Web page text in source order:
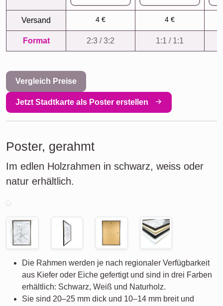
Versand 4 € 4 €
Format 2:3 / 3:2 1:1 / 1:1
Vergleich Preise
Jetzt Stadtkarte als Poster erstellen
Poster, gerahmt
Im edlen Holzrahmen in schwarz, weiss oder
natur erhältlich.
Die Rahmen werden je nach regionaler Verfügbarkeit
aus Kiefer oder Eiche gefertigt und sind in drei Farben
erhältlich: Schwarz, Weiß und Naturholz.
Sie sind 20–25 mm dick und 10–14 mm breit und